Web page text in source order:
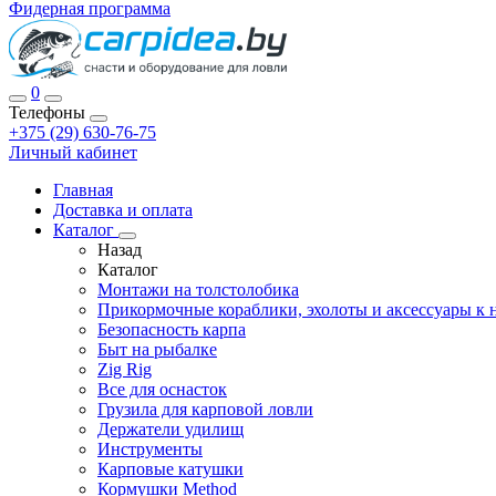
Фидерная программа
0
Телефоны
+375 (29) 630-76-75
Личный кабинет
Главная
Доставка и оплата
Каталог
Назад
Каталог
Монтажи на толстолобика
Прикормочные кораблики, эхолоты и аксессуары к
Безопасность карпа
Быт на рыбалке
Zig Rig
Все для оснасток
Грузила для карповой ловли
Держатели удилищ
Инструменты
Карповые катушки
Кормушки Method